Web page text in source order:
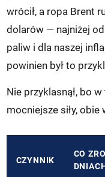
wrócił, a ropa Brent
dolarów — najniżej
paliw i dla naszej
powinien był to
Nie przyklasnął, bo
mocniejsze siły,
CZYNNIK
CO